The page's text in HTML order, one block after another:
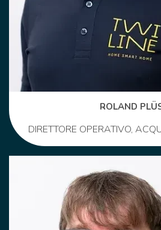
ROLAND
DIRETTORE OPERATIVO,